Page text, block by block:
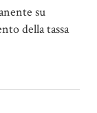
su
della tassa